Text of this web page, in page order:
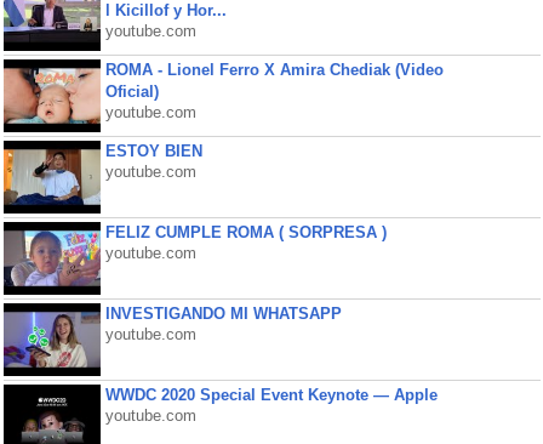
l Kicillof y Hor...
youtube.com
ROMA - Lionel Ferro X Amira Chediak (Video
Oficial)
youtube.com
ESTOY BIEN
youtube.com
FELIZ CUMPLE ROMA ( SORPRESA )
youtube.com
INVESTIGANDO MI WHATSAPP
youtube.com
WWDC 2020 Special Event Keynote — Apple
youtube.com